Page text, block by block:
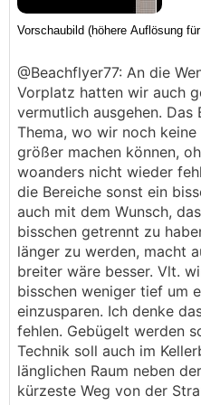
@Beachflyer77: An die
Vorplatz hatten wir auch
vermutlich ausgehen.
Thema, wo wir noch
größer machen können,
woanders nicht wieder
die Bereiche sonst ein
auch mit dem Wunsch,
bisschen getrennt zu
länger zu werden, macht
breiter wäre besser. Vlt.
bisschen weniger tief um
einzusparen. Ich denke
fehlen. Gebügelt werden
Technik soll auch im
länglichen Raum neben
kürzeste Weg von der